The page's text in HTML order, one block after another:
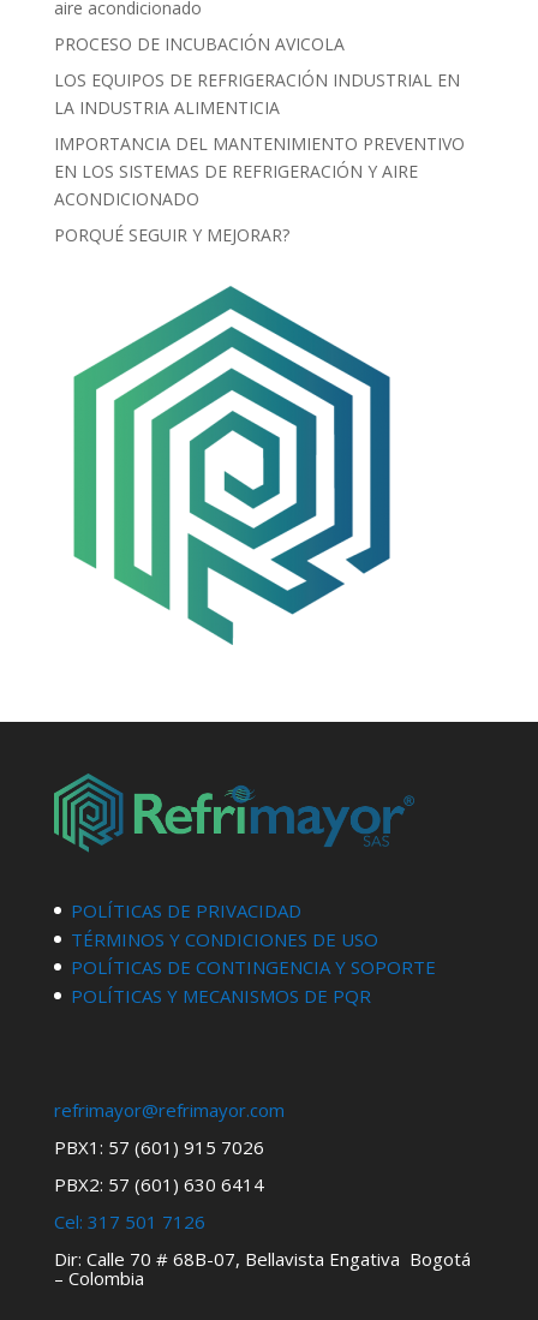
aire acondicionado
PROCESO DE INCUBACIÓN AVICOLA
LOS EQUIPOS DE REFRIGERACIÓN INDUSTRIAL EN
LA INDUSTRIA ALIMENTICIA
IMPORTANCIA DEL MANTENIMIENTO PREVENTIVO
EN LOS SISTEMAS DE REFRIGERACIÓN Y AIRE
ACONDICIONADO
PORQUÉ SEGUIR Y MEJORAR?
POLÍTICAS DE PRIVACIDAD
TÉRMINOS Y CONDICIONES DE USO
POLÍTICAS DE CONTINGENCIA Y SOPORTE
POLÍTICAS Y MECANISMOS DE PQR
refrimayor@refrimayor.com
PBX1: 57 (601) 915 7026
PBX2: 57 (601) 630 6414
Cel: 317 501 7126
Dir: Calle 70 # 68B-07, Bellavista Engativa Bogotá
– Colombia